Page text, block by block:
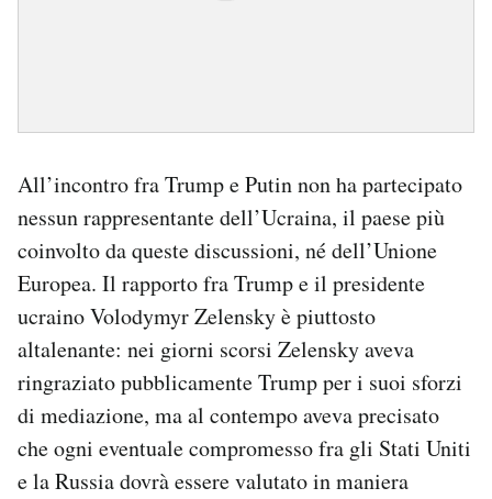
All’incontro fra Trump e Putin non ha partecipato
nessun rappresentante dell’Ucraina, il paese più
coinvolto da queste discussioni, né dell’Unione
Europea. Il rapporto fra Trump e il presidente
ucraino Volodymyr Zelensky è piuttosto
altalenante: nei giorni scorsi Zelensky aveva
ringraziato pubblicamente Trump per i suoi sforzi
di mediazione, ma al contempo aveva precisato
che ogni eventuale compromesso fra gli Stati Uniti
e la Russia dovrà essere valutato in maniera